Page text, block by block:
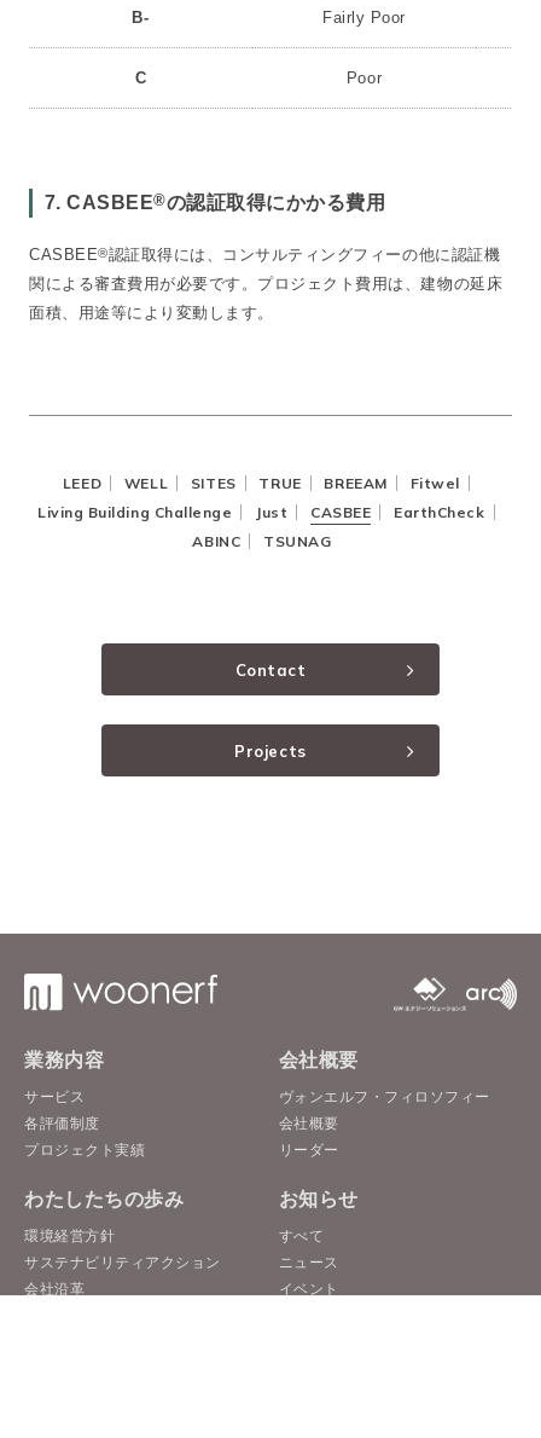
B- Fairly Poor
C Poor
7. CASBEE®の認証取得にかかる費用
CASBEE®認証取得には、コンサルティングフィーの他に認証機
関による審査費用が必要です。プロジェクト費用は、建物の延床
面積、用途等により変動します。
LEED WELL SITES TRUE BREEAM
Fitwel
Living Building Challenge
Just CASBEE
EarthCheck
ABINC
TSUNAG
Contact
Projects
業務内容
サービス
各評価制度
プロジェクト実績
会社概要
ヴォンエルフ・フィロソフィー
会社概要
リーダー
わたしたちの歩み
環境経営方針
サステナビリティアクション
会社沿革
お知らせ
すべて
ニュース
イベント